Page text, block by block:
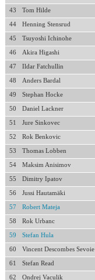
43 Tom Hilde
44 Henning Stensrud
45 Tsuyoshi Ichinohe
46 Akira Higashi
47 Ildar Fatchullin
48 Anders Bardal
49 Stephan Hocke
50 Daniel Lackner
51 Jure Sinkovec
52 Rok Benkovic
53 Thomas Lobben
54 Maksim Anisimov
55 Dimitry Ipatov
56 Jussi Hautamäki
57 Robert Mateja
58 Rok Urbanc
59 Stefan Hula
60 Vincent Descombes Sevoie
61 Stefan Read
62 Ondrej Vaculik